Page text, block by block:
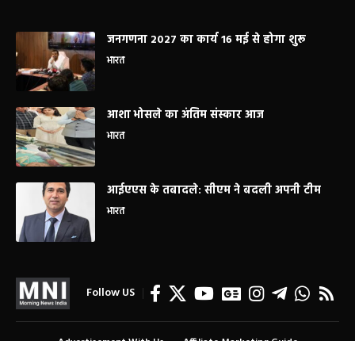
जनगणना 2027 का कार्य 16 मई से होगा शुरू
भारत
आशा भोसले का अंतिम संस्कार आज
भारत
आईएएस के तबादले: सीएम ने बदली अपनी टीम
भारत
Follow US